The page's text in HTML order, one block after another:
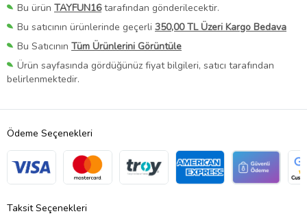
Bu ürün TAYFUN16tarafından gönderilecektir.
Bu satıcının ürünlerinde geçerli 350,00 TL Üzeri Kargo Bedava
Bu Satıcının Tüm Ürünlerini Görüntüle
Ürün sayfasında gördüğünüz fiyat bilgileri, satıcı tarafından
belirlenmektedir.
Ödeme Seçenekleri
Taksit Seçenekleri